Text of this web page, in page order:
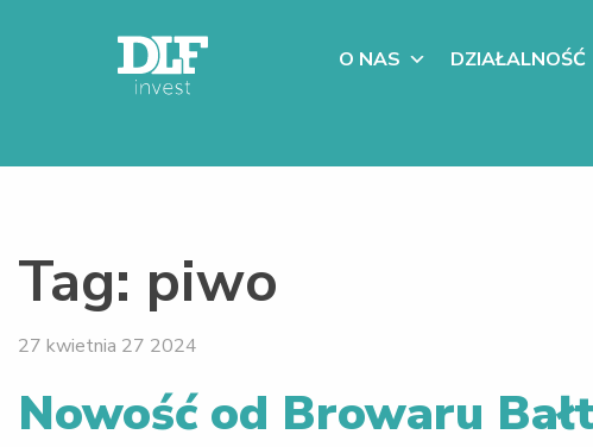
O NAS DZIAŁALNOŚĆ
Tag: piwo
27 kwietnia 27 2024
Nowość od Browaru